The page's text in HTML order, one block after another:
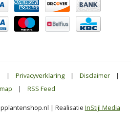
| Privacyverklaring | Disclaimer
|
| RSS Feed
| Realisatie InStijl Media